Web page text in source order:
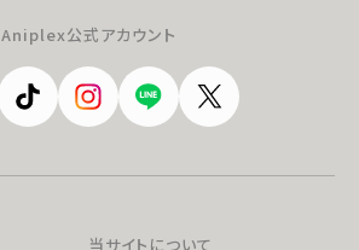
Aniplex公式アカウント
当サイトについて